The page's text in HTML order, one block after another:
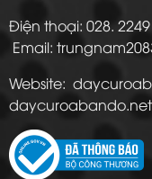
Điện thoại: 028.
Email:
Website: